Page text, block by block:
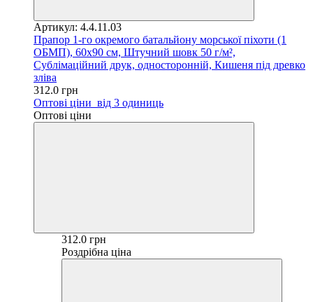
Артикул: 4.4.11.03
Прапор 1-го окремого батальйону морської піхоти (1
ОБМП), 60х90 см, Штучний шовк 50 г/м²,
Сублімаційний друк, односторонній, Кишеня під древко
зліва
312.0 грн
Оптові ціни від 3 одиниць
Оптові ціни
312.0 грн
Роздрібна ціна